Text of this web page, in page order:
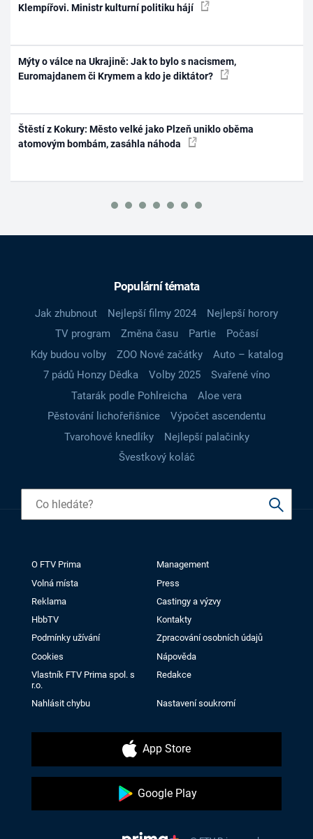
Klempířovi. Ministr kulturní politiku hájí
Mýty o válce na Ukrajině: Jak to bylo s nacismem,
Euromajdanem či Krymem a kdo je diktátor?
Štěstí z Kokury: Město velké jako Plzeň uniklo oběma
atomovým bombám, zasáhla náhoda
Populární témata
Jak zhubnout Nejlepší filmy 2024
Nejlepší horory
TV program
Změna času Partie
Počasí
Kdy budou volby
ZOO Nové začátky
Auto – katalog
7 pádů Honzy Dědka
Volby 2025
Svařené víno
Tatarák podle Pohlreicha
Aloe vera
Pěstování lichořeřišnice
Výpočet ascendentu
Tvarohové knedlíky
Nejlepší palačinky
Švestkový koláč
O FTV Prima
Management
Volná místa
Press
Reklama
Castingy a výzvy
HbbTV
Kontakty
Podmínky užívání
Zpracování osobních údajů
Cookies
Nápověda
Vlastník FTV Prima spol. s
r.o.
Redakce
Nahlásit chybu Nastavení soukromí
App Store
Google Play